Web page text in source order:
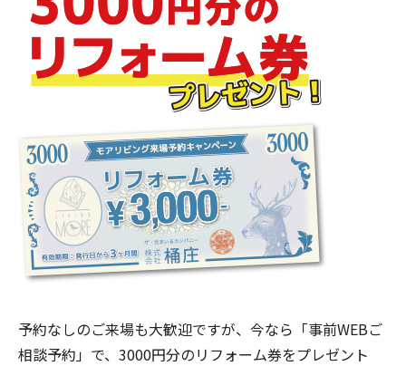
予約なしのご来場も大歓迎ですが、今なら「事前WEBご
相談予約」で、3000円分のリフォーム券をプレゼント